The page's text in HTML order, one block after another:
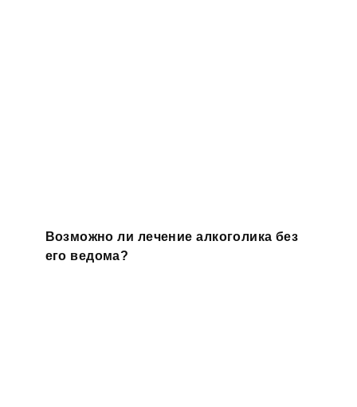
Возможно ли лечение алкоголика без
его ведома?